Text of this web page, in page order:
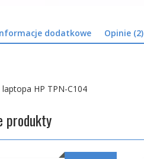
dodatkowe Opinie (2)
HP TPN-C104
produkty